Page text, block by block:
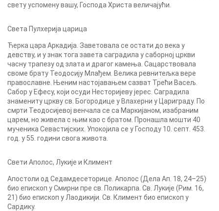
свету успомену вашу, Господа Христа величајући.
Света Пулхерија царица
Ћерка цара Аркадија. Заветовала се остати до века у
девству, и у знак тога завета саградила у саборној цркви
часну трапезу од злата и драгог камења. Сацарствовала
своме брату Теодосију Млађем. Велика ревнитељка вере
православне. Њеним настојавањем сазват Трећи Васељ.
Сабор у Ефесу, који осуди Несторијеву јерес. Саградила
знамениту цркву св. Богородице у Влахерни у Цариграду. По
смрти Теодосијевој венчала се са Маркијаном, изабраним
царем, но живела с њим као с братом. Пронашла мошти 40
мученика Севастијских. Упокојила се у Господу 10. септ. 453.
год. у 55. години свога живота.
Свети Аполос, Лукије и Климент
Апостоли од Седамдесеторице. Аполос (Дела Ап. 18, 24–25)
био епископ у Смирни пре св. Поликарпа. Св. Лукије (Рим. 16,
21) био епископ у Лаодикији. Св. Климент био епископ у
Сардику.